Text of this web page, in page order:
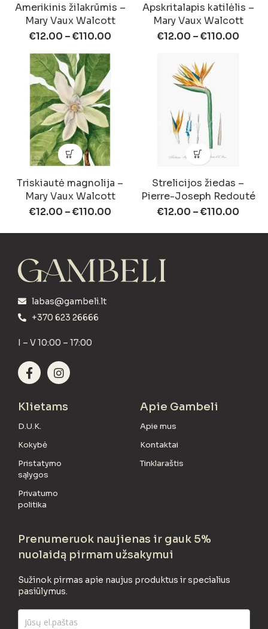
Amerikinis žilakrūmis –
Mary Vaux Walcott
€12.00 –€110.00
Apskritalapis katilėlis –
Mary Vaux Walcott
€12.00 –€110.00
Triskiautė magnolija –
Mary Vaux Walcott
€12.00 –€110.00
Strelicijos žiedas –
Pierre-Joseph Redouté
€12.00 –€110.00
labas@gambeli.lt
+370 623 26666
I – V 10:00 – 17:00
Klietams
D.U.K.
Kokybė
Pristatymo
sąlygos
Privatumo
politika
Apie Gambeli
Apie mus
Kontaktai
Tinklaraštis
Prenumeruok naujienas ir gauk 5%
nuolaidą pirmam užsakymui
Sužinok pirmas apie naujus produktus ir specialius
pasiūlymus.